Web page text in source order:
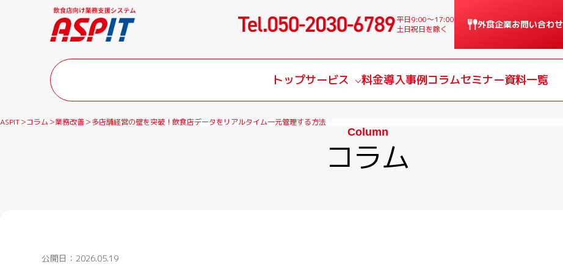
平日9:00〜17:00
土日祝日を除く
外食企業お問い合わせ
トップサービス
課題別サービス
料金導入事例コラムセミナー資料一覧
ASPIT コラム 業務改善 多店舗経営の壁を突破！飲食店データをリアルタイム一元管理する方法
Column
コラム
公開日：2026.05.19